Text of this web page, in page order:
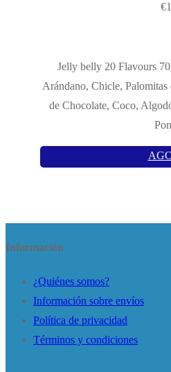
€
Jelly belly 20 Flavours
Arándano, Chicle,
de Chocolate, Coco,
Información
¿Quiénes somos?
Información sobre envíos
Política de privacidad
Términos y condiciones